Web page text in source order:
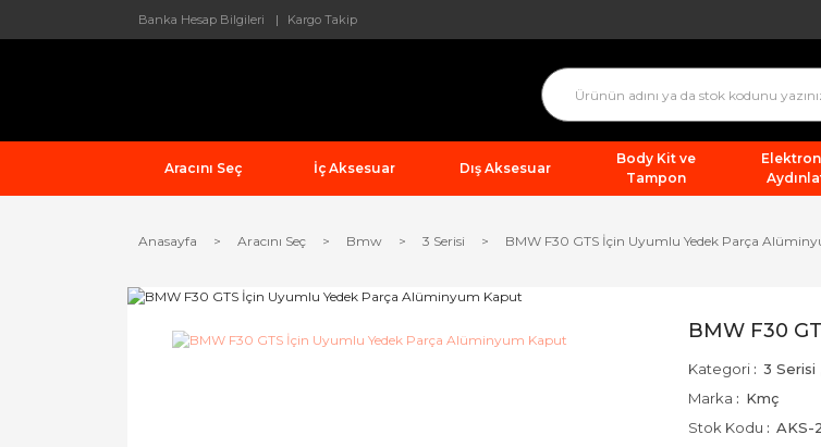
Banka Hesap Bilgileri Kargo Takip
Aracını Seç İç Aksesuar Dış Aksesuar
Body Kit ve
Tampon
Anasayfa Aracını Seç Bmw 3 Serisi BMW F30 GTS İçin Uyumlu Yedek Parça
BMW F30
Kategori 3 Serisi
Marka
Kmç
Stok Kodu
AKS-